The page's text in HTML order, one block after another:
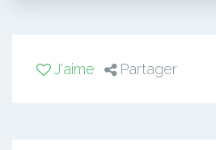
J'aime Partager